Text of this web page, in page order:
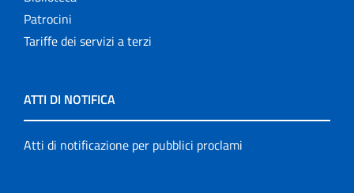
Patrocini
Tariffe dei servizi a terzi
ATTI DI NOTIFICA
Atti di notificazione per pubblici proclami